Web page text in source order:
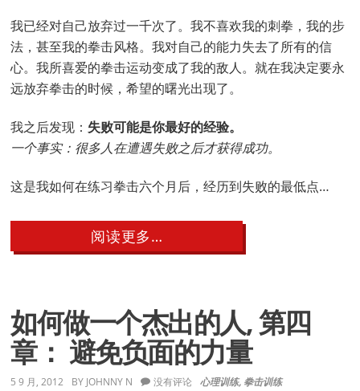
我已经对自己放弃过一千次了。我不喜欢我的刺拳，我的步
法，甚至我的拳击风格。我对自己的能力失去了所有的信
心。我所喜爱的拳击运动变成了我的敌人。就在我决定要永
远放弃拳击的时候，希望的曙光出现了。
我之后发现： 失败可能是你最好的经验。
一个事实：很多人在遭遇失败之后才获得成功。
这是我如何在练习拳击六个月后，经历到失败的最低点…
阅读更多…
如
个
杰
出
的
人,
第
如何做一个杰出的人, 第四
章： 避免负面的力量
5 9 月, 2012 BY JOHNNY N 心理训练, 拳击训练
没有评论